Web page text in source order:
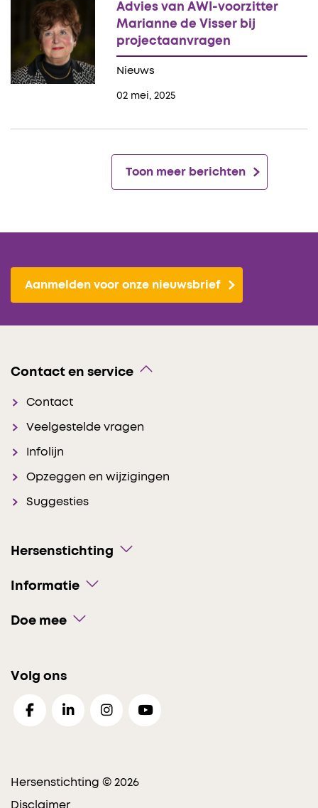
02 mei, 2025
Nieuws
Advies van AWI-voorzitter
Marianne de Visser bij
projectaanvragen
Toon meer berichten
Aanmelden voor onze nieuwsbrief
Contact en service
Contact
Veelgestelde vragen
Infolijn
Opzeggen en wijzigingen
Suggesties
Hersenstichting
Informatie
Doe mee
Volg ons
Hersenstichting © 2026
Disclaimer